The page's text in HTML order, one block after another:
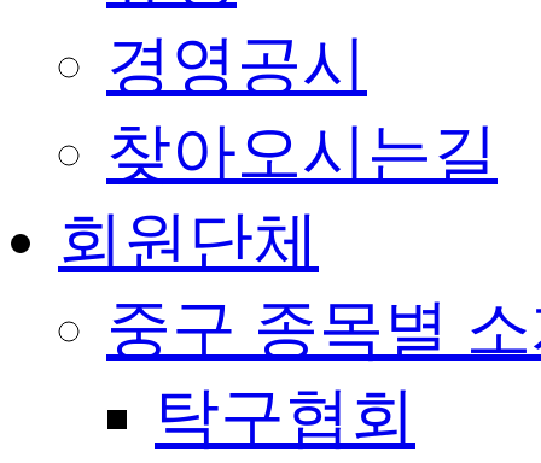
경영공시
찾아오시는길
회원단체
중구 종목별
탁구협회